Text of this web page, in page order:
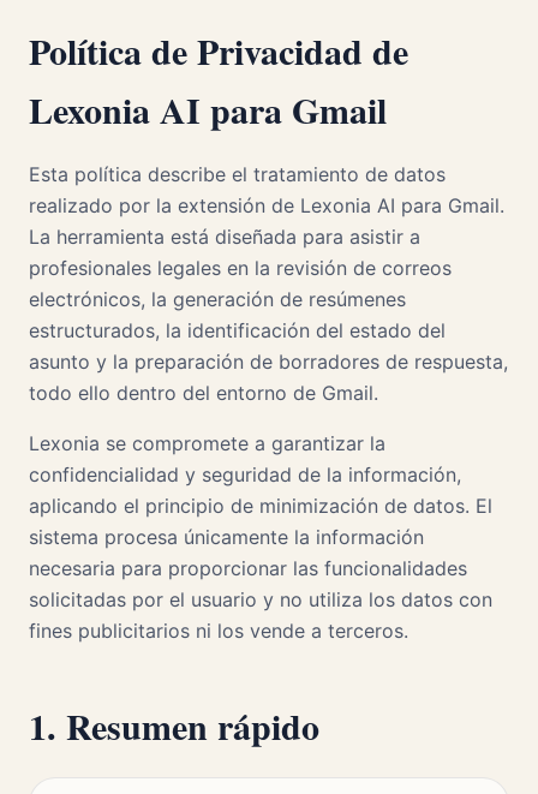
Política de Privacidad de
Lexonia AI para Gmail
Esta política describe el tratamiento de datos
realizado por la extensión de Lexonia AI para Gmail.
La herramienta está diseñada para asistir a
profesionales legales en la revisión de correos
electrónicos, la generación de resúmenes
estructurados, la identificación del estado del
asunto y la preparación de borradores de respuesta,
todo ello dentro del entorno de Gmail.
Lexonia se compromete a garantizar la
confidencialidad y seguridad de la información,
aplicando el principio de minimización de datos. El
sistema procesa únicamente la información
necesaria para proporcionar las funcionalidades
solicitadas por el usuario y no utiliza los datos con
fines publicitarios ni los vende a terceros.
1. Resumen rápido